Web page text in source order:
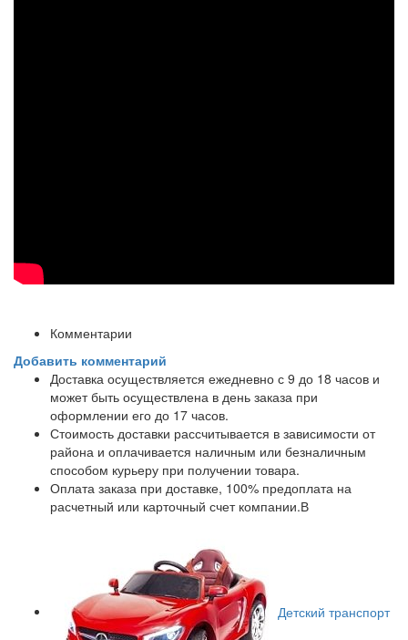
Комментарии
Добавить комментарий
Доставка осуществляется ежедневно с 9 до 18 часов и
может быть осуществлена в день заказа при
оформлении его до 17 часов.
Стоимость доставки рассчитывается в зависимости от
района и оплачивается наличным или безналичным
способом курьеру при получении товара.
Оплата заказа при доставке, 100% предоплата на
расчетный или карточный счет компании.В
Детский транспорт